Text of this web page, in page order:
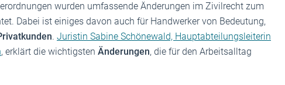
wurden umfassende Änderungen im Zivilrecht zum
Dabei ist einiges davon auch für Handwerker von Bedeutung,
. Juristin Sabine Schönewald, Hauptabteilungsleiterin
, erklärt die wichtigsten Änderungen, die für den Arbeitsalltag